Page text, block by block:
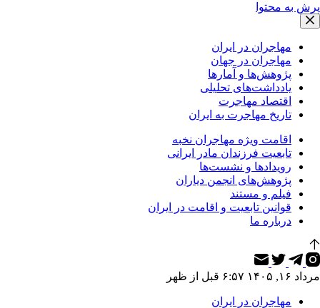
پرش به محتوا
مهاجران در ایران
مهاجران در جهان
پژوهش‌ها و آمارها
یادداشت‌های تحلیلی
اقتصاد مهاجرت
تاریخ مهاجرت به ایران
اقامت ویژه مهاجران نخبه
تابعیت فرزندان مادر ایرانی
رویدادها و نشست‌ها
پژوهش‌های انجمن دیاران
فیلم و مستند
قوانین تابعیت و اقامت در ایران
درباره ما
مرداد ۱۶, ۱۴۰۵ ۶:۵۷ قبل از ظهر
مهاجران در ایران